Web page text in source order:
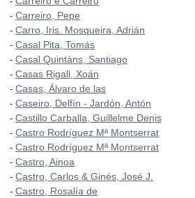
- Carreiro, Pepe
- Carro, Iris. Mosqueira, Adrián
- Casal Pita, Tomás
- Casal Quintáns, Santiago
- Casas Rigall, Xoán
- Casas, Álvaro de las
- Caseiro, Delfín - Jardón, Antón
- Castillo Carballa, Guillelme Denis
- Castro Rodríguez Mª Montserrat
- Castro Rodríguez Mª Montserrat
- Castro, Ainoa
- Castro, Carlos & Ginés, José J.
- Castro, Rosalía de